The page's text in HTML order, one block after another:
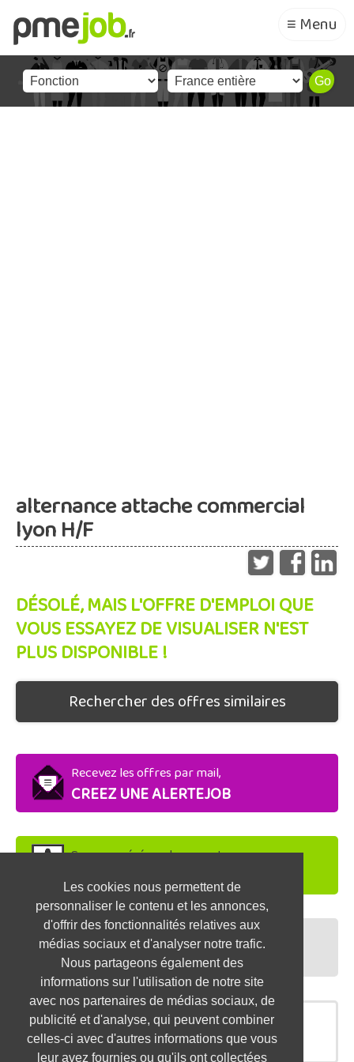
Les cookies nous permettent de
personnaliser le contenu et les annonces,
d'offrir des fonctionnalités relatives aux
médias sociaux et d'analyser notre trafic.
Nous partageons également des
informations sur l'utilisation de notre site
avec nos partenaires de médias sociaux, de
publicité et d'analyse, qui peuvent combiner
celles-ci avec d'autres informations que vous
leur avez fournies ou qu'ils ont collectées
≡ Menu
alternance attache commercial
lyon H/F
DÉSOLÉ, MAIS L'OFFRE D'EMPLOI QUE
VOUS ESSAYEZ DE VISUALISER N'EST
PLUS DISPONIBLE !
Rechercher des offres similaires
Recevez les offres par mail,
CREEZ UNE ALERTEJOB
Soyez repéré par les recruteurs,
DEPOSEZ VOTRE CV
Préparez vos entretiens,
TESTEZ-VOUS
OFFRES SIMILAIRES